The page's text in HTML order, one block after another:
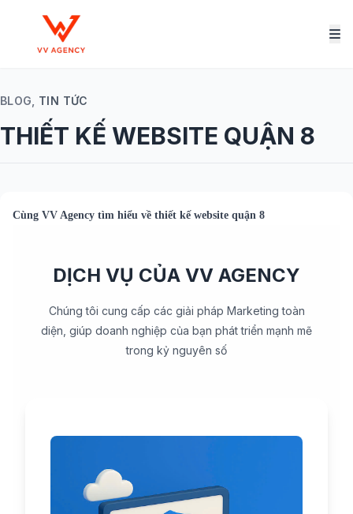
BLOG, TIN TỨC
THIẾT KẾ WEBSITE QUẬN 8
Cùng VV Agency tìm hiểu về thiết kế website quận 8
DỊCH VỤ CỦA VV AGENCY
Chúng tôi cung cấp các giải pháp Marketing toàn
diện, giúp doanh nghiệp của bạn phát triển mạnh mẽ
trong kỷ nguyên số